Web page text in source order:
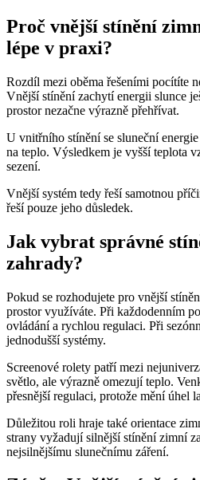
Proč vnější stínění
lépe v praxi?
Rozdíl mezi oběma řešeními pocítíte
Vnější stínění zachytí energii slunce
prostor nezačne výrazně přehřívat.
U vnitřního stínění se sluneční
na teplo. Výsledkem je vyšší teplota
sezení.
Vnější systém tedy řeší samotnou
řeší pouze jeho důsledek.
Jak vybrat správné
zahrady?
Pokud se rozhodujete pro vnější
prostor využíváte. Při každodenním
ovládání a rychlou regulaci. Při
jednodušší systémy.
Screenové rolety patří mezi
světlo, ale výrazně omezují teplo.
přesnější regulaci, protože mění úhel
Důležitou roli hraje také orientace
strany vyžadují silnější stínění zimní
nejsilnějšímu slunečnímu záření.